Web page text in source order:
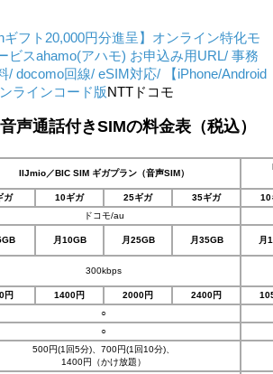
ギフト20,000円分進呈】オンライン特化モ
ビスahamo(アハモ) お申込み用URL/ 事務
/ docomo回線/ eSIM対応/ 【iPhone/Android
ラインコード版NTTドコモ
声通話付きSIMの料金表（税込）
IIJmio／BIC SIM ギガプラン（音声SIM）
ガ 10ギガ 25ギガ 35ギガ
10
ドコモ/au
月10GB 月25GB 月35GB 月
300kbps
円 1400円 2000円 2400円
○
○
500円(1回5分)、700円(1回10分)、
1400円（かけ放題）